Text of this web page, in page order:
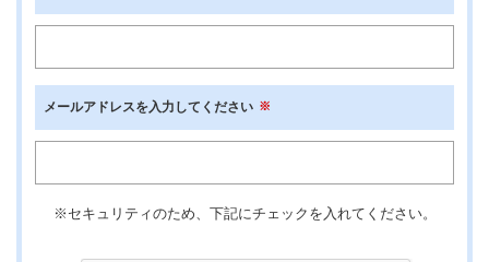
メールアドレスを入力してください
※セキュリティのため、下記にチェックを入れてください。